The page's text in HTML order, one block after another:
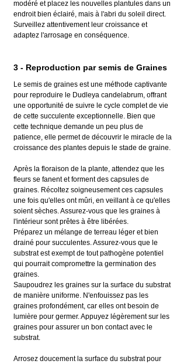
modéré et placez les nouvelles plantules dans un
endroit bien éclairé, mais à l'abri du soleil direct.
Surveillez attentivement leur croissance et
adaptez l'arrosage en conséquence.
3 - Reproduction par semis de Graines
Le semis de graines est une méthode captivante
pour reproduire le Dudleya candelabrum, offrant
une opportunité de suivre le cycle complet de vie
de cette succulente exceptionnelle. Bien que
cette technique demande un peu plus de
patience, elle permet de découvrir le miracle de la
croissance des plantes depuis le stade de graine.
Après la floraison de la plante, attendez que les
fleurs se fanent et forment des capsules de
graines. Récoltez soigneusement ces capsules
une fois qu'elles ont mûri, en veillant à ce qu'elles
soient sèches. Assurez-vous que les graines à
l'intérieur sont prêtes à être libérées.
Préparez un mélange de terreau léger et bien
drainé pour succulentes. Assurez-vous que le
substrat est exempt de tout pathogène potentiel
qui pourrait compromettre la germination des
graines.
Saupoudrez les graines sur la surface du substrat
de manière uniforme. N'enfouissez pas les
graines profondément, car elles ont besoin de
lumière pour germer. Appuyez légèrement sur les
graines pour assurer un bon contact avec le
substrat.
Arrosez doucement la surface du substrat pour